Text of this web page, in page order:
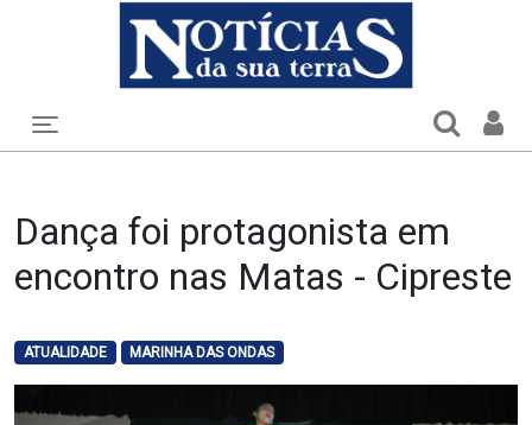
Toggle navigation
Dança foi protagonista em
encontro nas Matas - Cipreste
ATUALIDADE MARINHA DAS ONDAS